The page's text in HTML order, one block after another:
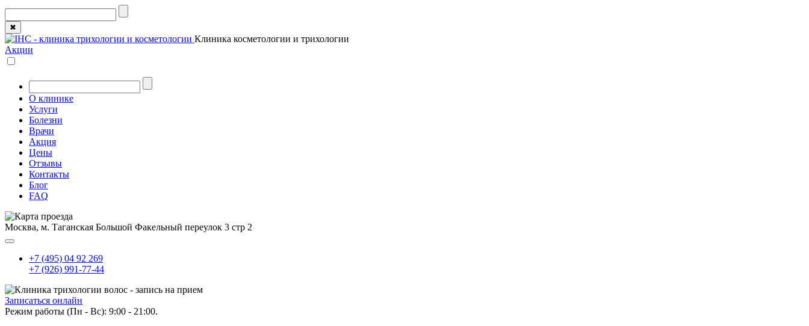
✖
Клиника косметологии и трихологии
Акции
О клинике
Услуги
Болезни
Врачи
Акция
Цены
Отзывы
Контакты
Блог
FAQ
Москва, м. Таганская Большой Факельный переулок 3 стр 2
+7 (495) 04 92 269
+7 (926) 991-77-44
Записаться онлайн
Режим работы (Пн - Вс): 9:00 - 21:00.